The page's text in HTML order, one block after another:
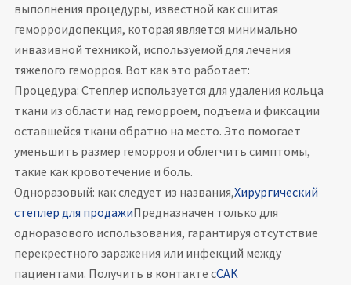
выполнения процедуры, известной как сшитая
геморроидопекция, которая является минимально
инвазивной техникой, используемой для лечения
тяжелого геморроя. Вот как это работает:
Процедура: Степлер используется для удаления кольца
ткани из области над геморроем, подъема и фиксации
оставшейся ткани обратно на место. Это помогает
уменьшить размер геморроя и облегчить симптомы,
такие как кровотечение и боль.
Одноразовый: как следует из названия,Хирургический
степлер для продажиПредназначен только для
одноразового использования, гарантируя отсутствие
перекрестного заражения или инфекций между
пациентами. Получить в контакте сCAK